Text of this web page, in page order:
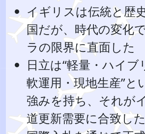
イギリスは伝統と歴
国だが、時代の変化
ラの限界に直面した
日立は“軽量・ハイブ
軟運用・現地生産”と
強みを持ち、それが
道更新需要に合致した